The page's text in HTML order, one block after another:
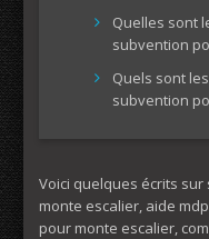
Quelles sont
subvention
Quels sont
subvention
Voici quelques écrits
monte escalier, aide
pour monte escalier,